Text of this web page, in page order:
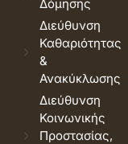
Δόμησης
Διεύθυνση
Καθαριότητας
&
Ανακύκλωσης
Διεύθυνση
Κοινωνικής
Προστασίας,